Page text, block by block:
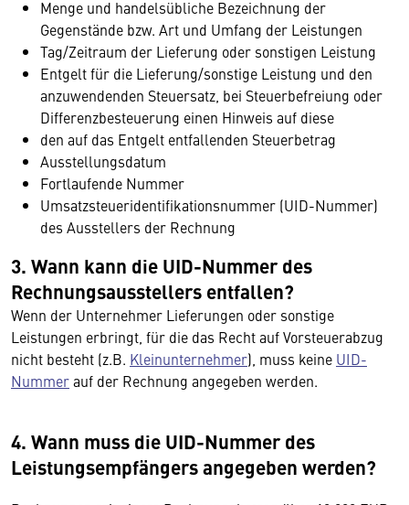
Menge und handelsübliche Bezeichnung der
Gegenstände bzw. Art und Umfang der Leistungen
Tag/Zeitraum der Lieferung oder sonstigen Leistung
Entgelt für die Lieferung/sonstige Leistung und den
anzuwendenden Steuersatz, bei Steuerbefreiung oder
Differenzbesteuerung einen Hinweis auf diese
den auf das Entgelt entfallenden Steuerbetrag
Ausstellungsdatum
Fortlaufende Nummer
Umsatzsteueridentifikationsnummer (UID-Nummer)
des Ausstellers der Rechnung
3. Wann kann die UID-Nummer des
Rechnungsausstellers entfallen?
Wenn der Unternehmer Lieferungen oder sonstige
Leistungen erbringt, für die das Recht auf Vorsteuerabzug
nicht besteht (z.B. Kleinunternehmer), muss keine UID-
Nummerauf der Rechnung angegeben werden.
4. Wann muss die UID-Nummer des
Leistungsempfängers angegeben werden?